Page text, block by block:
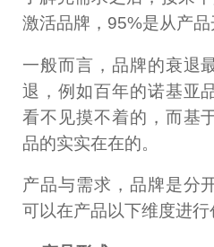
激活品牌，95%是从产品
一般而言，品牌的衰退
退，例如百年的诺基亚
看不见摸不着的，而基
品的实实在在的。
产品与需求，品牌是分
可以在产品以下维度进行